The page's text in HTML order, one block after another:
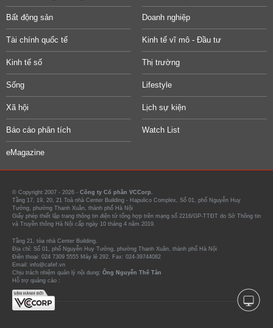
Bất động sản Doanh nghiệp
Tài chính quốc tế Kinh tế vĩ mô - Đầu tư
Kinh tế số Thị trường
Sống Lifestyle
Xã hội Lịch sự kiện
Báo cáo phân tích Watch List
eMagazine
© Copyright 2007 - 2026 - Công ty Cổ phần VCCorp.
Tầng 17, 19, 20, 21 Toà nhà Center Building - Hapulico Complex, Số 01, phố Nguyễn Huy
Tưởng, phường Thanh Xuân, thành phố Hà Nội
Giấy phép thiết lập trang thông tin điện tử tổng hợp trên mạng số 2216/GP-TTĐT do Sở Thông tin
và Truyền thông Hà Nội cấp ngày 10 tháng 4 năm 2019.
Tầng 21, tòa nhà Center Building.
Địa chỉ: Số 01, phố Nguyễn Huy Tưởng, phường Thanh Xuân, thành phố Hà Nội
Điện thoại: 024 7309 5555 Máy lẻ 292. Fax: 024-39744082
Email: info@cafef.vn
Chịu trách nhiệm quản lý nội dung: Ông Nguyễn Thế Tân
Hỗ trợ quảng cáo :